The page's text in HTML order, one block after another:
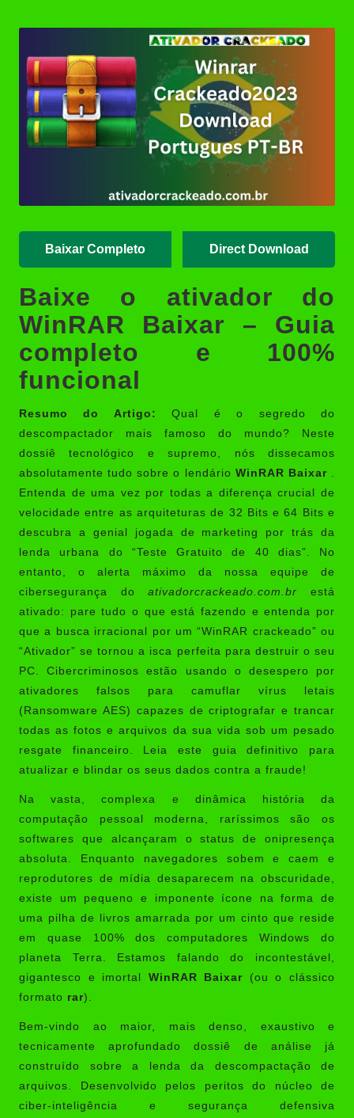
Ashampoo UnInstaller Download
Crackeado + Chave de Licença |
Ativador Crackeado
XD-AntiSpy 4.13.0 Crackeado
Download Português PT-BR
Ativador Windows 7 Download
Grátis: Windows Loader & Re-
Loader | Ativador Crackeado
Baixar Completo Direct Download
Baixe o ativador do
WinRAR Baixar – Guia
completo e 100%
funcional
Resumo do Artigo:
Qual é o segredo do
descompactador mais famoso do mundo? Neste
dossiê tecnológico e supremo, nós dissecamos
absolutamente tudo sobre o lendário WinRAR Baixar.
Entenda de uma vez por todas a diferença crucial de
velocidade entre as arquiteturas de 32 Bits e 64 Bits e
descubra a genial jogada de marketing por trás da
lenda urbana do “Teste Gratuito de 40 dias”. No
entanto, o alerta máximo da nossa equipe de
cibersegurança doativadorcrackeado.com.br está
ativado: pare tudo o que está fazendo e entenda por
que a busca irracional por um “WinRAR crackeado” ou
“Ativador” se tornou a isca perfeita para destruir o seu
PC. Cibercriminosos estão usando o desespero por
ativadores falsos para camuflar vírus letais
(Ransomware AES) capazes de criptografar e trancar
todas as fotos e arquivos da sua vida sob um pesado
resgate financeiro. Leia este guia definitivo para
atualizar e blindar os seus dados contra a fraude!
Na vasta, complexa e dinâmica história da
computação pessoal moderna, raríssimos são os
softwares que alcançaram o status de onipresença
absoluta. Enquanto navegadores sobem e caem e
reprodutores de mídia desaparecem na obscuridade,
existe um pequeno e imponente ícone na forma de
uma pilha de livros amarrada por um cinto que reside
em quase 100% dos computadores Windows do
planeta Terra. Estamos falando do incontestável,
gigantesco e imortal WinRAR Baixar (ou o clássico
formato rar).
Bem-vindo ao maior, mais denso, exaustivo e
tecnicamente aprofundado dossiê de análise já
construído sobre a lenda da descompactação de
arquivos. Desenvolvido pelos peritos do núcleo de
ciber-inteligência e segurança defensiva